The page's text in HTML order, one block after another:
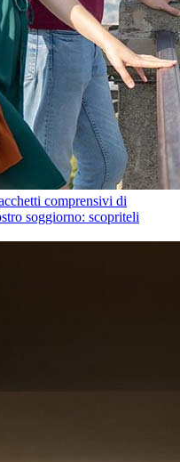
comprensivi di
soggiorno: scopriteli